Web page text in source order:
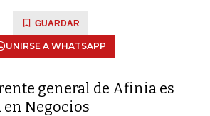
GUARDAR
UNIRSE A WHATSAPP
general de Afinia es
Negocios